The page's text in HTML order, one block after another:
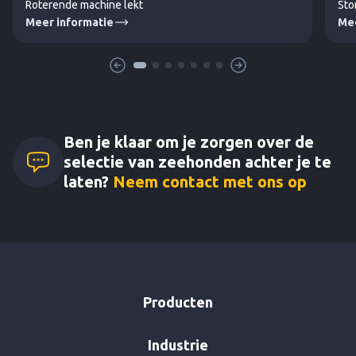
Roterende machine lekt
Meer informatie
Ben je klaar om je zorgen over de
selectie van zeehonden achter je te
laten? Neem contact met ons op
Producten
Industrie